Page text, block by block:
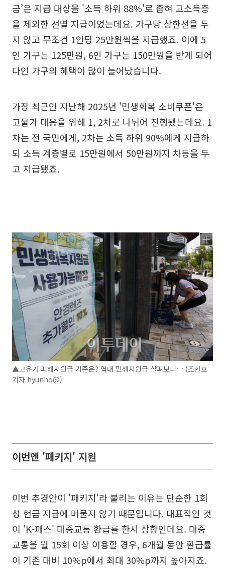
금’은 지급 대상을 '소득 하위 88%'로 좁혀 고소득층
을 제외한 선별 지급이었는데요. 가구당 상한선을 두
지 않고 무조건 1인당 25만원씩을 지급했죠. 이에 5
인 가구는 125만원, 6인 가구는 150만원을 받게 되어
다인 가구의 혜택이 많이 늘어났습니다.
가장 최근인 지난해 2025년 '민생회복 소비쿠폰'은
고물가 대응을 위해 1, 2차로 나뉘어 진행됐는데요. 1
차는 전 국민에게, 2차는 소득 하위 90%에게 지급하
되 소득 계층별로 15만원에서 50만원까지 차등을 두
고 지급됐죠.
▲고유가 피해지원금 기준은? 역대 민생지원금 살펴보니… (조현호
기자 hyunho@)
이번엔 '패키지' 지원
이번 추경안이 '패키지'라 불리는 이유는 단순한 1회
성 현금 지급에 머물지 않기 때문입니다. 대표적인 것
이 'K-패스' 대중교통 환급률 한시 상향인데요. 대중
교통을 월 15회 이상 이용할 경우, 6개월 동안 환급률
이 기존 대비 10%p에서 최대 30%p까지 높아지죠.